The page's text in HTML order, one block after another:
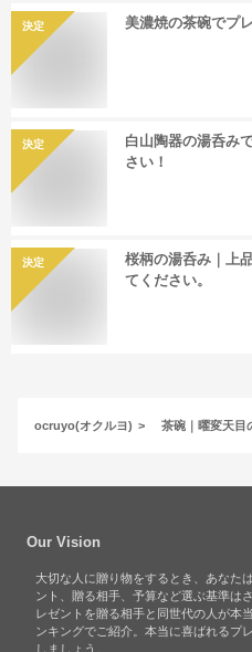
決定
美濃焼の茶碗でプ
決定
白山陶器の湯呑み
さい！
決定
桜柄の湯呑み｜上
てください。
ocruyo(オクルヨ) 茶碗｜曜変天目
Our Vision
大切な人に贈り物をするとき、あなた
ント、贈る相手、予算など選ぶ基準は
レゼントを贈る相手と同世代の人が本
ンキングでご紹介。本当に喜ばれるプ
しましょう。